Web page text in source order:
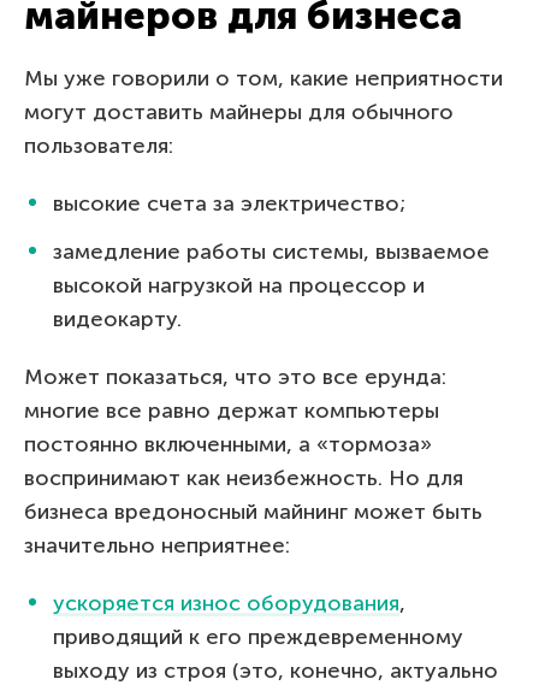
майнеров для бизнеса
Мы уже говорили о том, какие неприятности
могут доставить майнеры для обычного
пользователя:
высокие счета за электричество;
замедление работы системы, вызваемое
высокой нагрузкой на процессор и
видеокарту.
Может показаться, что это все ерунда:
многие все равно держат компьютеры
постоянно включенными, а «тормоза»
воспринимают как неизбежность. Но для
бизнеса вредоносный майнинг может быть
значительно неприятнее:
ускоряется износ оборудования,
приводящий к его преждевременному
выходу из строя (это, конечно, актуально